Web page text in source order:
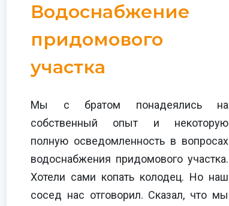
Водоснабжение
придомового
участка
Мы с братом понадеялись на
собственный опыт и некоторую
полную осведомленность в вопросах
водоснабжения придомового участка.
Хотели сами копать колодец. Но наш
сосед нас отговорил. Сказал, что мы